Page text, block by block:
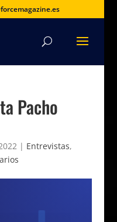
Pacho
| Entrevistas,